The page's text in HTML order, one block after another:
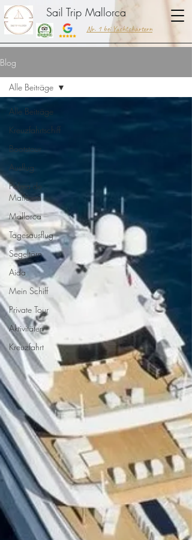
Sail Trip Mallorca
Nr. 1 bei Yachtchartern
Blog
Alle Beiträge
Kreuzfahrtschiff
Bootstour
Ausflug
Palma de
Mallorca
Mallorca
Tagesausflug
Segeltörn
Aida
Mein Schiff
Private Tour
Aktivitäten
Kreuzfahrt
Alle Beiträge